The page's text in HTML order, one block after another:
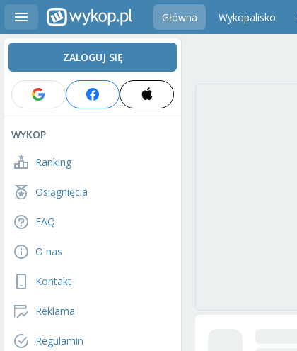
Główna Wykopalisko
ZALOGUJ SIĘ
WYKOP
Ranking
Osiągnięcia
FAQ
O nas
Kontakt
Reklama
Regulamin